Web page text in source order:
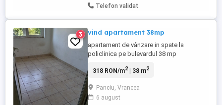
Telefon validat
3 vind apartament 38mp
apartament de vânzare in spate la
policlinica pe bulevardul 38 mp
318 RON/m2| 38 m2
Panciu, Vrancea
6 august